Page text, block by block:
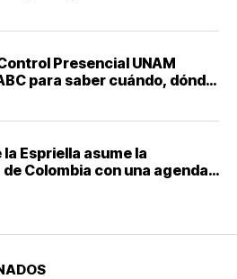
Presencial UNAM
para saber cuándo, dónde
Espriella asume la
Colombia con una agenda